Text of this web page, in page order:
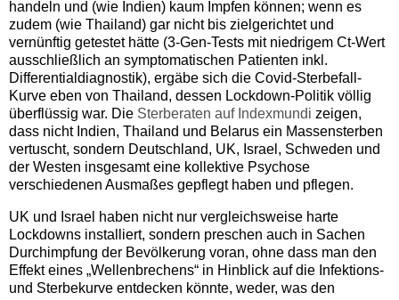
handeln und (wie Indien) kaum Impfen können; wenn es
zudem (wie Thailand) gar nicht bis zielgerichtet und
vernünftig getestet hätte (3-Gen-Tests mit niedrigem Ct-Wert
ausschließlich an symptomatischen Patienten inkl.
Differentialdiagnostik), ergäbe sich die Covid-Sterbefall-
Kurve eben von Thailand, dessen Lockdown-Politik völlig
überflüssig war. Die Sterberaten auf Indexmundi zeigen,
dass nicht Indien, Thailand und Belarus ein Massensterben
vertuscht, sondern Deutschland, UK, Israel, Schweden und
der Westen insgesamt eine kollektive Psychose
verschiedenen Ausmaßes gepflegt haben und pflegen.
UK und Israel haben nicht nur vergleichsweise harte
Lockdowns installiert, sondern preschen auch in Sachen
Durchimpfung der Bevölkerung voran, ohne dass man den
Effekt eines „Wellenbrechens“ in Hinblick auf die Infektions-
und Sterbekurve entdecken könnte, weder, was den